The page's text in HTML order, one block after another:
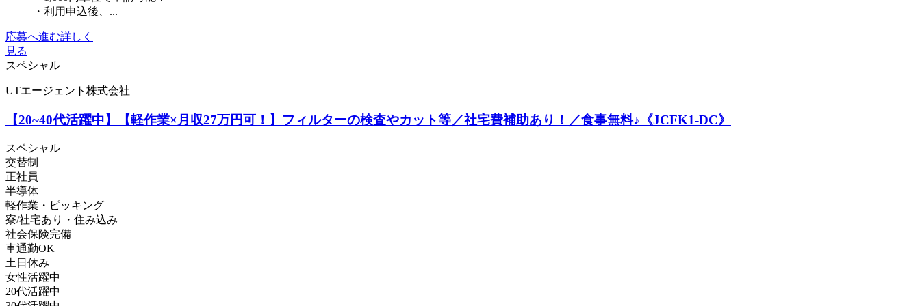
・利用申込後、...
応募へ進む詳しく
見る
スペシャル
UTエージェント株式会社
【20~40代活躍中】【軽作業×月収27万円可！】フィルターの検査やカット等／社宅費補助あり！／食事無料♪《JCFK1-DC》
スペシャル
交替制
正社員
半導体
軽作業・ピッキング
寮/社宅あり・住み込み
社会保険完備
車通勤OK
土日休み
女性活躍中
20代活躍中